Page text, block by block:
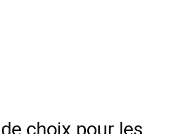
choix pour les